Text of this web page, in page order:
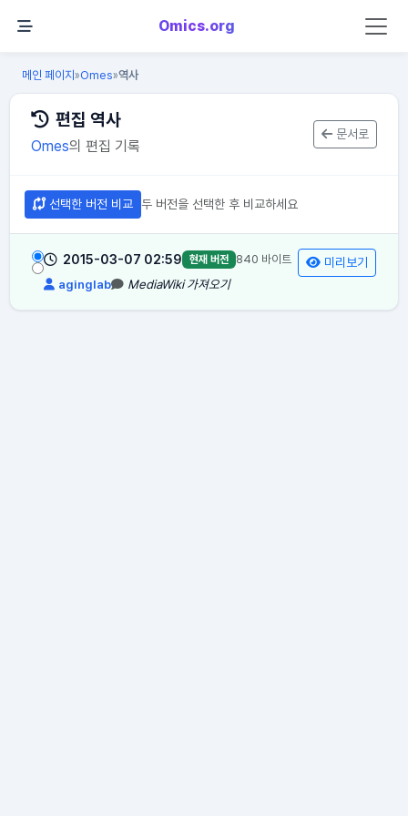
Omics.org
메인 페이지»Omes»역사
편집 역사
Omes의 편집 기록
문서로
선택한 버전 비교 두 버전을 선택한 후 비교하세요
2015-03-07 02:59 현재 버전 840 바이트
aginglab MediaWiki 가져오기
미리보기